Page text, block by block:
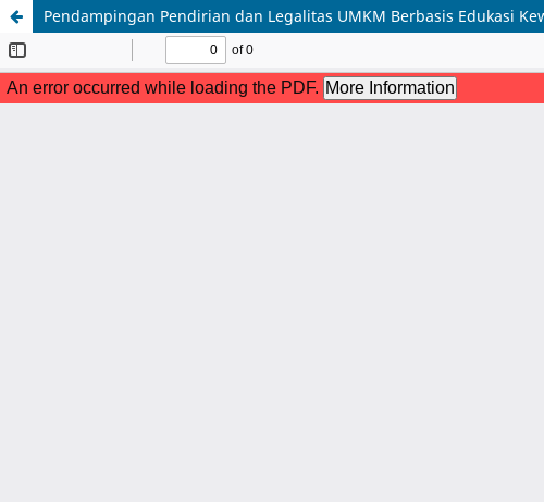
Pendampingan Pendirian dan Legalitas UMKM Berbasis Edukasi